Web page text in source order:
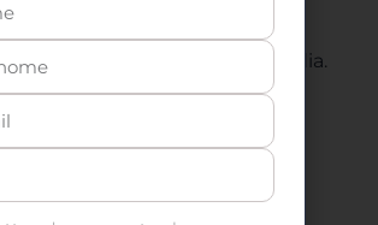
La didattica è innovativa e
sistemi all’avanguardia.
il programma trattato in
cliccare su ciascun